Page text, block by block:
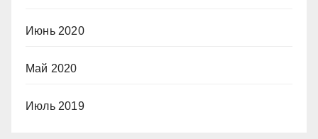
Июнь 2020
Май 2020
Июль 2019